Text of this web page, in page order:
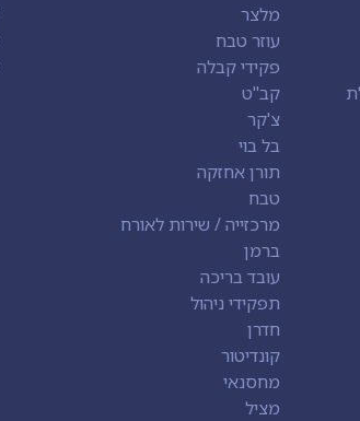
מלצר
עוזר טבח
פקידי קבלה
קב"ט
צ'קר
בל בוי
תורן אחזקה
טבח
מרכזייה / שירות לאורח
ברמן
עובד בריכה
תפקידי ניהול
חדרן
קונדיטור
מחסנאי
מציל